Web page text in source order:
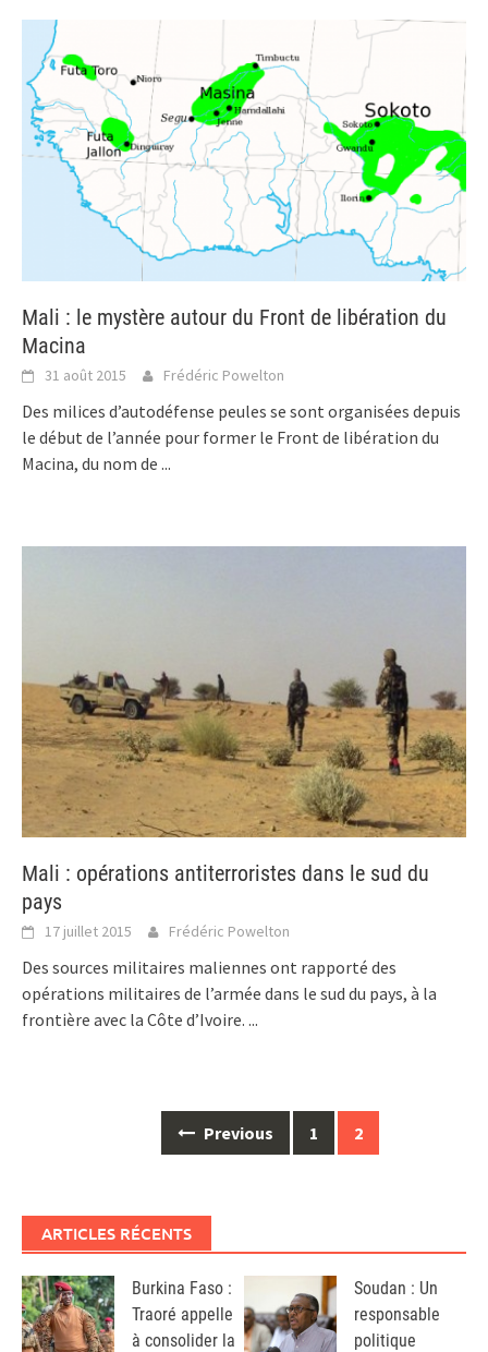
Mali : le mystère autour du Front de libération du
Macina
31 août 2015 Frédéric Powelton
Des milices d’autodéfense peules se sont organisées depuis
le début de l’année pour former le Front de libération du
Macina, du nom de ...
Mali : opérations antiterroristes dans le sud du
pays
17 juillet 2015 Frédéric Powelton
Des sources militaires maliennes ont rapporté des
opérations militaires de l’armée dans le sud du pays, à la
frontière avec la Côte d’Ivoire. ...
Previous 1 2
ARTICLES RÉCENTS
Burkina Faso :
Traoré appelle
à consolider la
Soudan : Un
responsable
politique